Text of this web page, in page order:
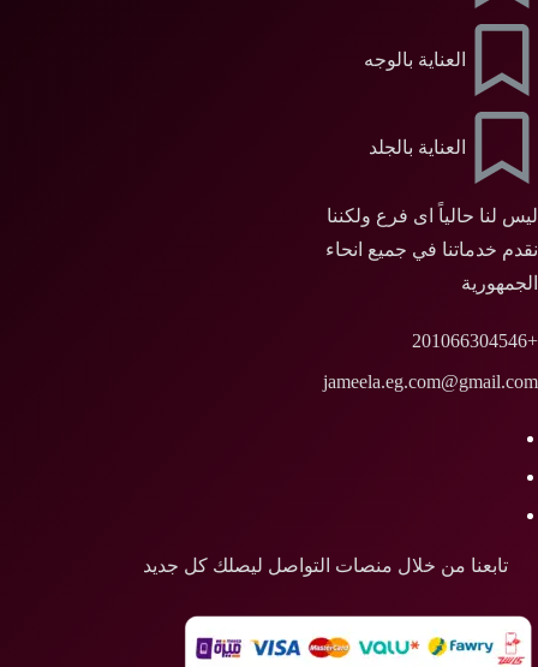
العناية بالوجه
العناية بالجلد
ليس لنا حالياً اى فرع ولكننا
نقدم خدماتنا في جميع انحاء
الجمهورية
+201066304546
jameela.eg.com@gmail.com
تابعنا من خلال منصات التواصل ليصلك كل جديد